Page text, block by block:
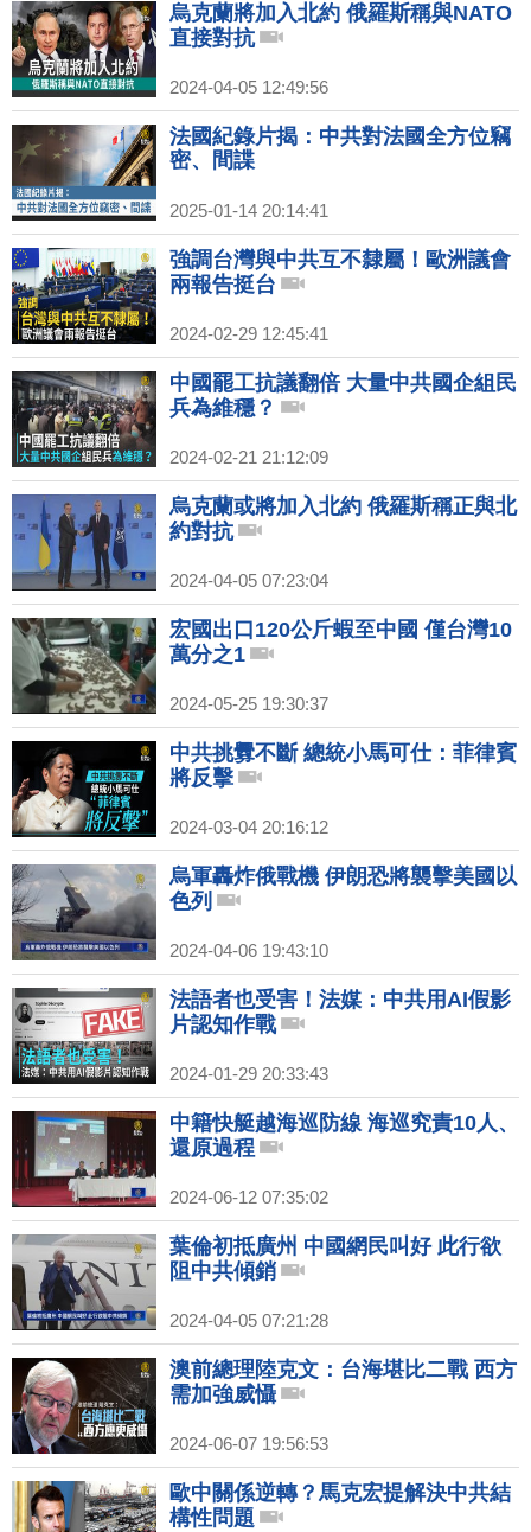
烏克蘭將加入北約 俄羅斯稱與NATO
直接對抗
2024-04-05 12:49:56
法國紀錄片揭：中共對法國全方位竊
密、間諜
2025-01-14 20:14:41
強調台灣與中共互不隸屬！歐洲議會
兩報告挺台
2024-02-29 12:45:41
中國罷工抗議翻倍 大量中共國企組民
兵為維穩？
2024-02-21 21:12:09
烏克蘭或將加入北約 俄羅斯稱正與北
約對抗
2024-04-05 07:23:04
宏國出口120公斤蝦至中國 僅台灣10
萬分之1
2024-05-25 19:30:37
中共挑釁不斷 總統小馬可仕：菲律賓
將反擊
2024-03-04 20:16:12
烏軍轟炸俄戰機 伊朗恐將襲擊美國以
色列
2024-04-06 19:43:10
法語者也受害！法媒：中共用AI假影
片認知作戰
2024-01-29 20:33:43
中籍快艇越海巡防線 海巡究責10人、
還原過程
2024-06-12 07:35:02
葉倫初抵廣州 中國網民叫好 此行欲
阻中共傾銷
2024-04-05 07:21:28
澳前總理陸克文：台海堪比二戰 西方
需加強威懾
2024-06-07 19:56:53
歐中關係逆轉？馬克宏提解決中共結
構性問題